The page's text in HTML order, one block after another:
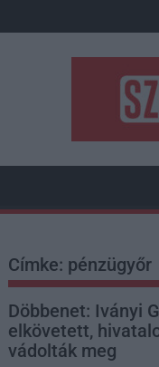
to
Címke: pénzügyőr
Döbbenet: Iványi
elkövetett,
vádolták meg